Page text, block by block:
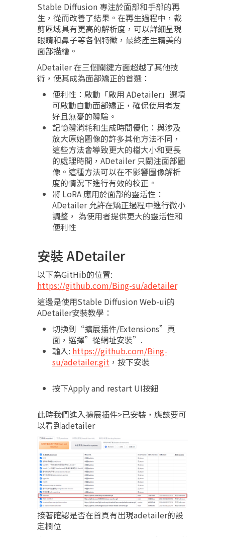
Stable Diffusion 專注於面部和手部的再
生，從而改善了結果。在再生過程中，裁
剪區域具有更高的解析度，可以詳細呈現
眼睛和鼻子等各個特徵，最終產生精美的
面部描繪。
ADetailer 在三個關鍵方面超越了其他技
術，使其成為面部矯正的首選：
便利性：啟動「啟用 ADetailer」選項
可啟動自動面部矯正，確保使用者友
好且無憂的體驗。
記憶體消耗和生成時間優化：與涉及
放大原始圖像的許多其他方法不同，
這些方法會導致更大的檔大小和更長
的處理時間，ADetailer 只關注面部圖
像。這種方法可以在不影響圖像解析
度的情況下進行有效的校正。
將 LoRA 應用於面部的靈活性：
ADetailer 允許在矯正過程中進行微小
調整， 為使用者提供更大的靈活性和
便利性
安裝 ADetailer
以下為GitHib的位置:
https://github.com/Bing-su/adetailer
這邊是使用Stable Diffusion Web-ui的
ADetailer安裝教學：
切換到“擴展插件/Extensions”頁
面，選擇”從網址安裝”.
輸入: https://github.com/Bing-
su/adetailer.git ，按下安裝
按下Apply and restart UI按鈕
此時我們進入擴展插件>已安裝，應該要可
以看到adetailer
接著確認是否在首頁有出現adetailer的設
定欄位